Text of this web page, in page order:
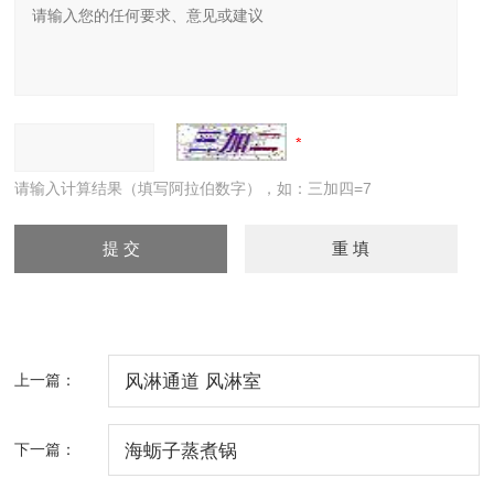
请输入计算结果（填写阿拉伯数字），如：三加四=7
上一篇： 风淋通道 风淋室
下一篇： 海蛎子蒸煮锅